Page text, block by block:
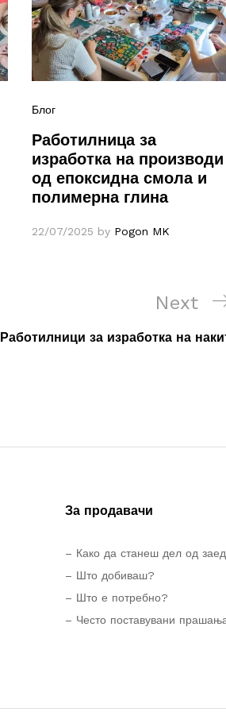
Блог
Работилница за
изработка на производи
од епоксидна смола и
полимерна глина
22/07/2025 by Pogon MK
Next
Post
Next
Работилници за изработка на
За продавачи
– Како да станеш дел од
– Што добиваш?
– Што е потребно?
– Често поставувани